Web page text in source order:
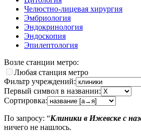
Челюстно-лицевая хирургия
Эмбриология
Эндокринология
Эндоскопия
Эпилептология
Возле станции метро:
Любая станция метро
Фильтр учреждений:
Первый символ в названии:
Сортировка:
По запросу: “Клиники в Ижевске с
ничего не нашлось.